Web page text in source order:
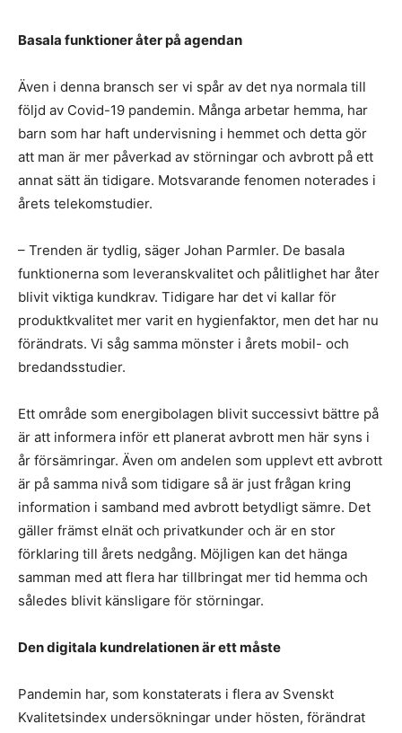
Basala funktioner åter på agendan
Även i denna bransch ser vi spår av det nya normala till
följd av Covid-19 pandemin. Många arbetar hemma, har
barn som har haft undervisning i hemmet och detta gör
att man är mer påverkad av störningar och avbrott på ett
annat sätt än tidigare. Motsvarande fenomen noterades i
årets telekomstudier.
– Trenden är tydlig, säger Johan Parmler. De basala
funktionerna som leveranskvalitet och pålitlighet har åter
blivit viktiga kundkrav. Tidigare har det vi kallar för
produktkvalitet mer varit en hygienfaktor, men det har nu
förändrats. Vi såg samma mönster i årets mobil- och
bredandsstudier.
Ett område som energibolagen blivit successivt bättre på
är att informera inför ett planerat avbrott men här syns i
år försämringar. Även om andelen som upplevt ett avbrott
är på samma nivå som tidigare så är just frågan kring
information i samband med avbrott betydligt sämre. Det
gäller främst elnät och privatkunder och är en stor
förklaring till årets nedgång. Möjligen kan det hänga
samman med att flera har tillbringat mer tid hemma och
således blivit känsligare för störningar.
Den digitala kundrelationen är ett måste
Pandemin har, som konstaterats i flera av Svenskt
Kvalitetsindex undersökningar under hösten, förändrat